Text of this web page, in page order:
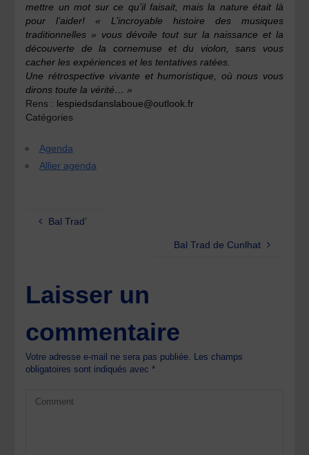
mettre un mot sur ce qu’il faisait, mais la nature était là
pour l’aider! « L’incroyable histoire des musiques
traditionnelles » vous dévoile tout sur la naissance et la
découverte de la cornemuse et du violon, sans vous
cacher les expériences et les tentatives ratées.
Une rétrospective vivante et humoristique, où nous vous
dirons toute la vérité… »
Rens : lespiedsdanslaboue@outlook.fr
Catégories
Agenda
Allier agenda
Bal Trad’
Bal Trad de Cunlhat
Laisser un
commentaire
Votre adresse e-mail ne sera pas publiée. Les champs
obligatoires sont indiqués avec*